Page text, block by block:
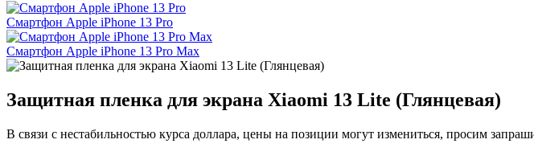
Смартфон Apple iPhone 13 Pro
Смартфон Apple iPhone 13 Pro Max
Защитная пленка для экрана Xiaomi 13 Lite (Глянцевая)
В связи с нестабильностью курса доллара, цены на позиции могут измениться, просим